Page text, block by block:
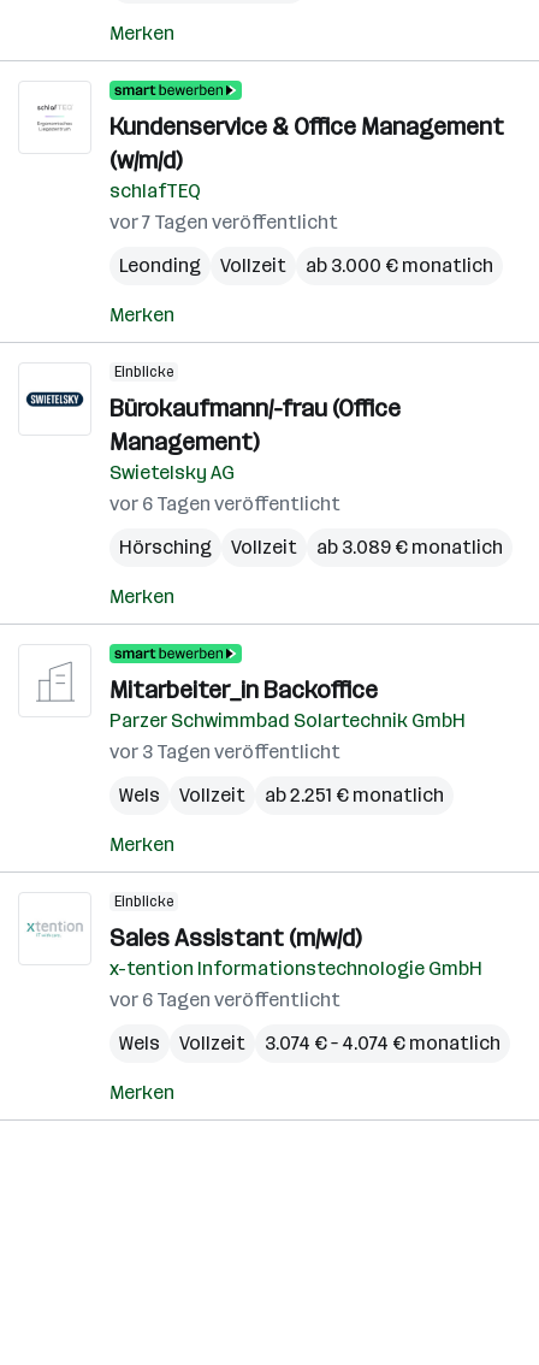
Merken
Kundenservice & Office Management
(w/m/d)
schlafTEQ
vor 7 Tagen veröffentlicht
Leonding
Vollzeit ab 3.000 € monatlich
Merken
Einblicke
Bürokaufmann/-frau (Office
Management)
Swietelsky AG
vor 6 Tagen veröffentlicht
Hörsching
Vollzeit ab 3.089 € monatlich
Merken
Mitarbeiter_in Backoffice
Parzer Schwimmbad Solartechnik GmbH
vor 3 Tagen veröffentlicht
Wels
Vollzeit ab 2.251 € monatlich
Merken
Einblicke
Sales Assistant (m/w/d)
x-tention Informationstechnologie GmbH
vor 6 Tagen veröffentlicht
Wels
Vollzeit 3.074 € – 4.074 € monatlich
Merken